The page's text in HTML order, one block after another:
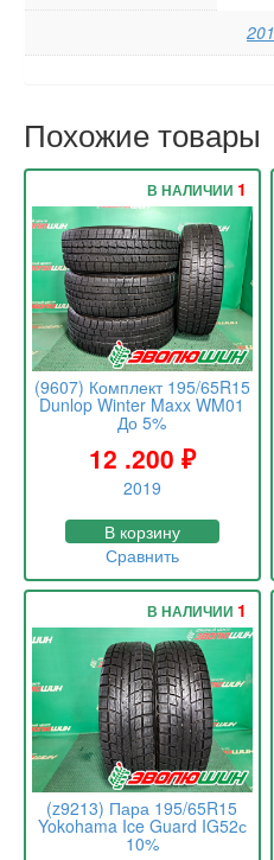
Похожие товары
(9607) Комплект 195/65R15
Dunlop Winter Maxx WM01
До 5%
12 .200 ₽
2019
В НАЛИЧИИ 1
В корзину
Сравнить
(z9213) Пара 195/65R15
Yokohama Ice Guard IG52с
10%
В НАЛИЧИИ 1